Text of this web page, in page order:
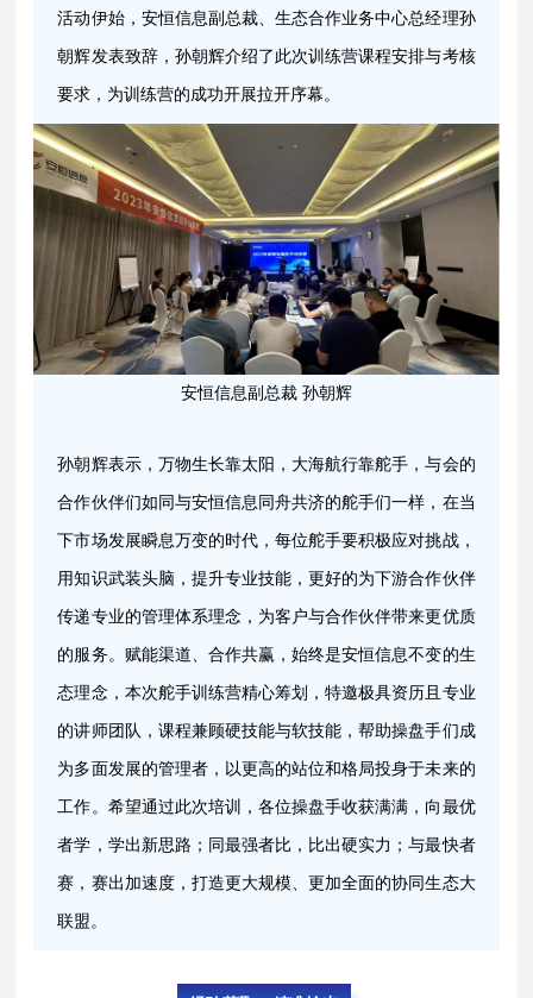
活动伊始，安恒信息副总裁、生态合作业务中心总经理孙
朝辉发表致辞，孙朝辉介绍了此次训练营课程安排与考核
要求，为训练营的成功开展拉开序幕。
安恒信息副总裁 孙朝辉
孙朝辉表示，万物生长靠太阳，大海航行靠舵手，与会的
合作伙伴们如同与安恒信息同舟共济的舵手们一样，在当
下市场发展瞬息万变的时代，每位舵手要积极应对挑战，
用知识武装头脑，提升专业技能，更好的为下游合作伙伴
传递专业的管理体系理念，为客户与合作伙伴带来更优质
的服务。赋能渠道、合作共赢，始终是安恒信息不变的生
态理念，本次舵手训练营精心筹划，特邀极具资历且专业
的讲师团队，课程兼顾硬技能与软技能，帮助操盘手们成
为多面发展的管理者，以更高的站位和格局投身于未来的
工作。希望通过此次培训，各位操盘手收获满满，向最优
者学，学出新思路；同最强者比，比出硬实力；与最快者
赛，赛出加速度，打造更大规模、更加全面的协同生态大
联盟。